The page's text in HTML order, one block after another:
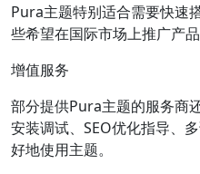
Pura主题特别适合需要快速
些希望在国际市场上推广产
增值服务
部分提供Pura主题的服务商
安装调试、SEO优化指导、
好地使用主题。